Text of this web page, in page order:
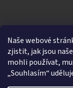
Naše webové
zjistit, jak jsou
mohli používat,
„Souhlasím“